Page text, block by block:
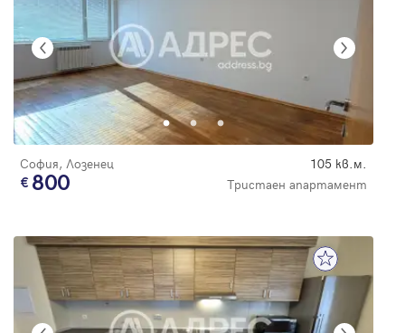
София, Лозенец 105 кв.м.
800 Тристаен апартамент